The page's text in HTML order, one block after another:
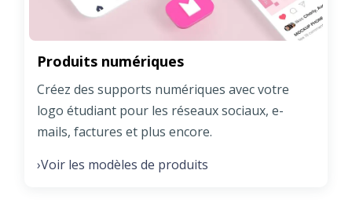
Produits numériques
Créez des supports numériques avec votre
logo étudiant pour les réseaux sociaux, e-
mails, factures et plus encore.
›Voir les modèles de produits